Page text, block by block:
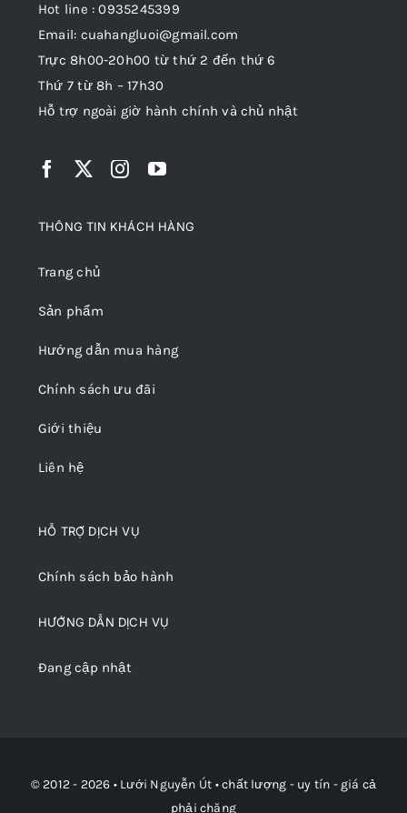
Hot line : 0935245399
Email: cuahangluoi@gmail.com
Trực 8h00-20h00 từ thứ 2 đến thứ 6
Thứ 7 từ 8h – 17h30
Hỗ trợ ngoài giờ hành chính và chủ nhật
THÔNG TIN KHÁCH HÀNG
Trang chủ
Sản phẩm
Hướng dẫn mua hàng
Chính sách ưu đãi
Giới thiệu
Liên hệ
HỖ TRỢ DỊCH VỤ
Chính sách bảo hành
HƯỚNG DẪN DỊCH VỤ
Đang cập nhật
© 2012 - 2026 • Lưới Nguyễn Út • chất lượng - uy tín - giá cả
phải chăng